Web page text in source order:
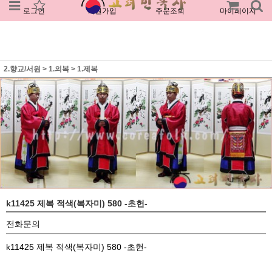
로그인 회원가입 주문조회 마이페이지
2.향교/서원 > 1.의복 > 1.제복
k11425 제복 적색(복자미) 580 -초헌-
전화문의
k11425 제복 적색(복자미) 580 -초헌-